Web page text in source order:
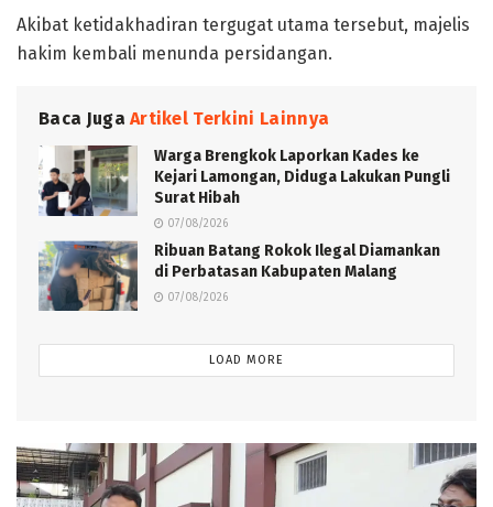
Akibat ketidakhadiran tergugat utama tersebut, majelis
hakim kembali menunda persidangan.
Baca Juga Artikel Terkini Lainnya
Warga Brengkok Laporkan Kades ke
Kejari Lamongan, Diduga Lakukan Pungli
Surat Hibah
07/08/2026
Ribuan Batang Rokok Ilegal Diamankan
di Perbatasan Kabupaten Malang
07/08/2026
LOAD MORE